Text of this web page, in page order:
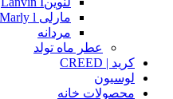
مارلی Parfum The Marly l
مردانه
عطر ماه تولد
کرید | CREED
لوسیون
محصولات خانه